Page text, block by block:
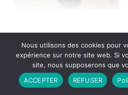
Partenariat Contact
CGU
Copyright © 2026 - Propulsé par
Nous utilisons des cookies pour
expérience sur notre site web. Si
site, nous supposerons que
ACCEPTER
REFUSER